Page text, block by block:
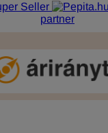
partner